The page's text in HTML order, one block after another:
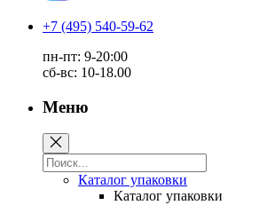
+7 (495) 540-59-62
пн-пт: 9-20:00
сб-вс: 10-18.00
Меню
Каталог упаковки
Каталог упаковки